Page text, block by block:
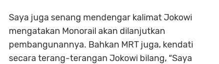
Saya juga senang mendengar kalimat Jokowi
mengatakan Monorail akan dilanjutkan
pembangunannya. Bahkan MRT juga, kendati
secara terang-terangan Jokowi bilang, “Saya